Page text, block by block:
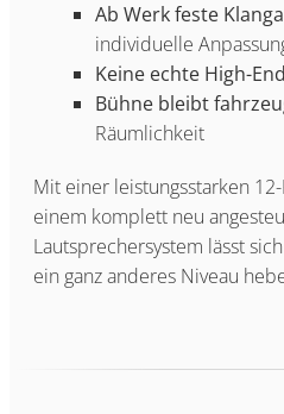
Ab Werk feste
individuelle
Keine echte High-
Bühne bleibt
Räumlichkeit
Mit einer leistungsstarken
einem komplett neu
Lautsprechersystem lässt
ein ganz anderes Niveau